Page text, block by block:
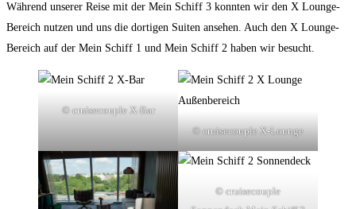
Während unserer Reise mit der Mein Schiff 3 konnten wir den X Lounge-
Bereich nutzen und uns die dortigen Suiten ansehen. Auch den X Lounge-
Bereich auf der Mein Schiff 1 und Mein Schiff 2 haben wir besucht.
© cruisecouple X-Bar
© cruisecouple X-Lounge
© cruisecouple